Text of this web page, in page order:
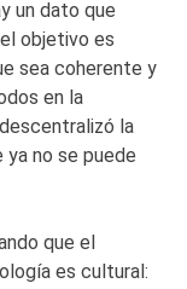
un dato que
objetivo es
sea coherente y
en la
la
ya no se puede
que el
es cultural: